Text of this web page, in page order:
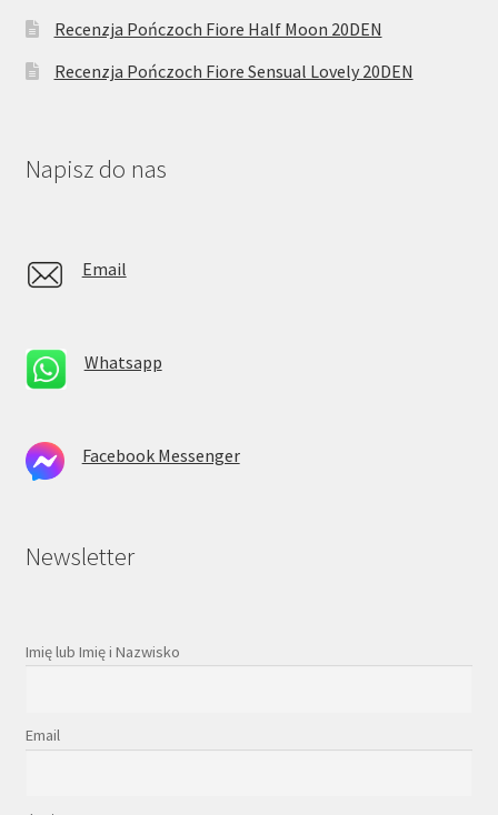
Recenzja Pończoch Fiore Half Moon 20DEN
Recenzja Pończoch Fiore Sensual Lovely 20DEN
Napisz do nas
Email
Whatsapp
Facebook Messenger
Newsletter
Imię lub Imię i Nazwisko
Email